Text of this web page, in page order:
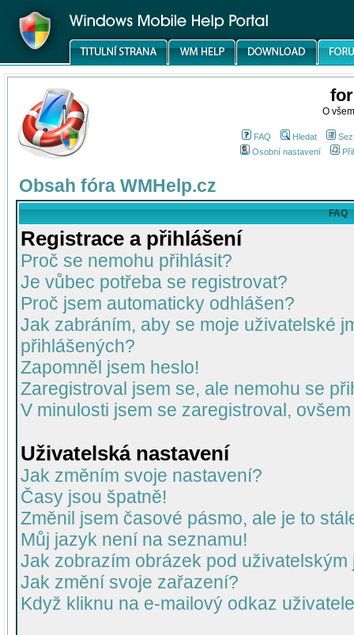
O
FAQ Hledat
Osobní nastavení
Obsah fóra WMHelp.cz
FAQ
Registrace a přihlášení
Proč se nemohu přihlásit?
Je vůbec potřeba se registrovat?
Proč jsem automaticky odhlášen?
Jak zabráním, aby se moje uživatelské
přihlášených?
Zapomněl jsem heslo!
Zaregistroval jsem se, ale nemohu se
V minulosti jsem se zaregistroval,
Uživatelská nastavení
Jak změním svoje nastavení?
Časy jsou špatně!
Změnil jsem časové pásmo, ale je to
Můj jazyk není na seznamu!
Jak zobrazím obrázek pod uživatelským
Jak změní svoje zařazení?
Když kliknu na e-mailový odkaz